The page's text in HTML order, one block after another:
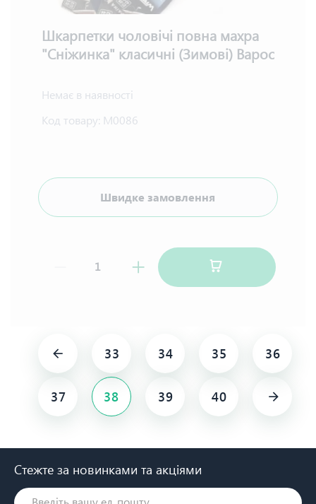
Шкарпетки чоловічі повна махра
"Сніжинка" класичні (Зимові) Варос
Немає в наявності
Код товару: М0086
Швидке замовлення
33 34 35 36
37 38 39 40
Стежте за новинками та акціями